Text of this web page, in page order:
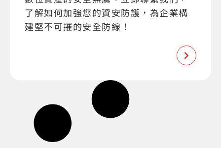
了解如何加強您的資安防護，為企業構
建堅不可摧的安全防線！